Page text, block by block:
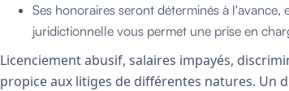
Ses honoraires seront déterminés à l'avance,
juridictionnelle vous permet une prise en
Licenciement abusif, salaires impayés,
propice aux litiges de différentes natures. Un